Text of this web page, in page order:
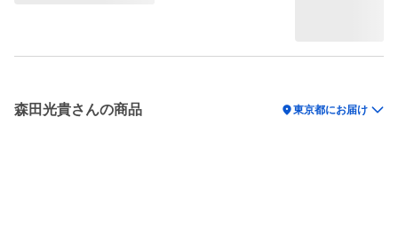
森田光貴さんの商品 location_on東京都にお届け